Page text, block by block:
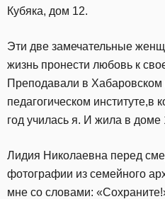
Кубяка, дом 12.
Эти две замечательные
жизнь пронести любовь к
Преподавали в Хабаровском
педагогическом институте,в
год училась я. И жила в доме
Лидия Николаевна перед
фотографии из семейного
мне со словами: